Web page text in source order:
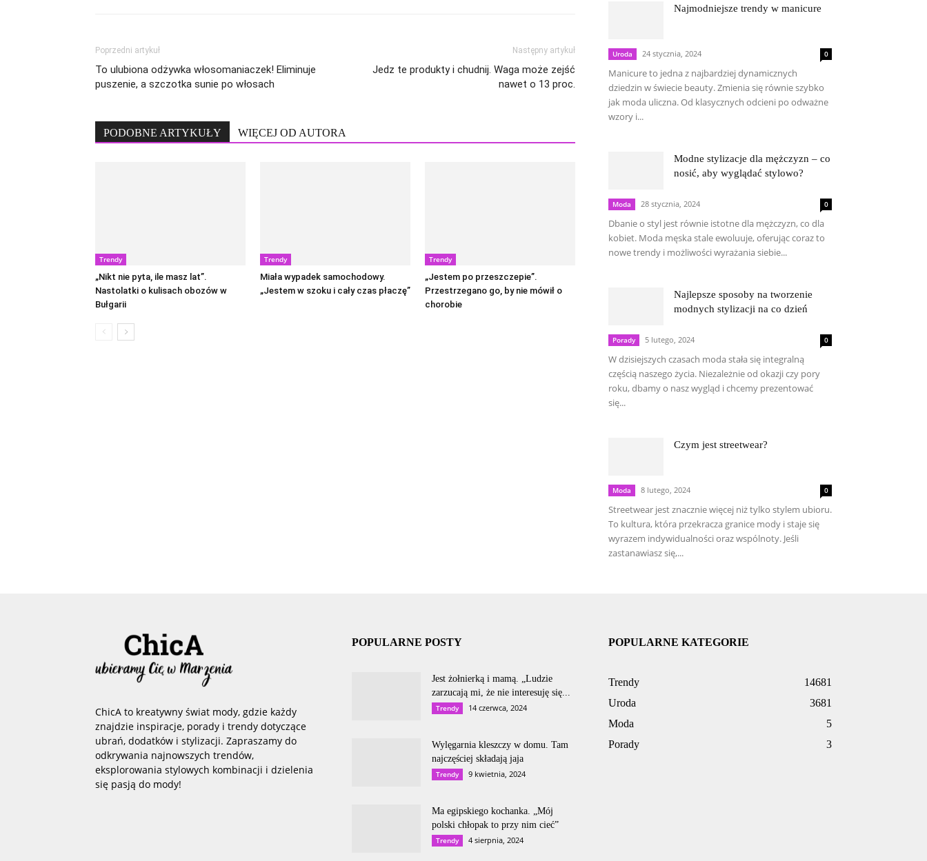
Poprzedni artykuł
To ulubiona odżywka włosomaniaczek! Eliminuje
puszenie, a szczotka sunie po włosach
Następny artykuł
Jedz te produkty i chudnij. Waga może zejść
nawet o 13 proc.
PODOBNE ARTYKUŁY WIĘCEJ OD AUTORA
Trendy
„Nikt nie pyta, ile masz lat”.
Nastolatki o kulisach obozów w
Bułgarii
Trendy
Miała wypadek samochodowy.
„Jestem w szoku i cały czas płaczę”
Trendy
„Jestem po przeszczepie”.
Przestrzegano go, by nie mówił o
chorobie
Najmodniejsze trendy w manicure
Uroda 24 stycznia, 2024 0
Manicure to jedna z najbardziej dynamicznych
dziedzin w świecie beauty. Zmienia się równie szybko
jak moda uliczna. Od klasycznych odcieni po odważne
wzory i...
Modne stylizacje dla mężczyzn – co
nosić, aby wyglądać stylowo?
Moda 28 stycznia, 2024 0
Dbanie o styl jest równie istotne dla mężczyzn, co dla
kobiet. Moda męska stale ewoluuje, oferując coraz to
nowe trendy i możliwości wyrażania siebie...
Najlepsze sposoby na tworzenie
modnych stylizacji na co dzień
Porady 5 lutego, 2024 0
W dzisiejszych czasach moda stała się integralną
częścią naszego życia. Niezależnie od okazji czy pory
roku, dbamy o nasz wygląd i chcemy prezentować
się...
Czym jest streetwear?
Moda 8 lutego, 2024 0
Streetwear jest znacznie więcej niż tylko stylem ubioru.
To kultura, która przekracza granice mody i staje się
wyrazem indywidualności oraz wspólnoty. Jeśli
zastanawiasz się,...
ChicA to kreatywny świat mody, gdzie każdy
znajdzie inspiracje, porady i trendy dotyczące
ubrań, dodatków i stylizacji. Zapraszamy do
odkrywania najnowszych trendów,
eksplorowania stylowych kombinacji i dzielenia
się pasją do mody!
POPULARNE POSTY
Jest żołnierką i mamą. „Ludzie
zarzucają mi, że nie interesuję się...
Trendy 14 czerwca, 2024
Wylęgarnia kleszczy w domu. Tam
najczęściej składają jaja
Trendy 9 kwietnia, 2024
Ma egipskiego kochanka. „Mój
polski chłopak to przy nim cieć”
Trendy 4 sierpnia, 2024
POPULARNE KATEGORIE
Trendy
14681
Uroda
3681
Moda
5
Porady
3